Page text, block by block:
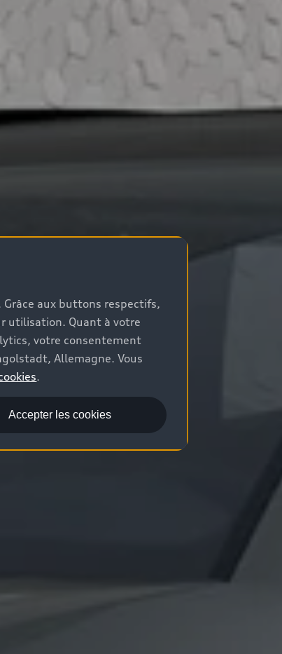
aux buttons respectifs,
utilisation. Quant à votre
votre consentement
Allemagne. Vous
.
Accepter les cookies